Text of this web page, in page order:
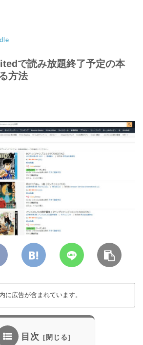
で読み放題終了予定の本
方法
に広告が含まれています。
目次